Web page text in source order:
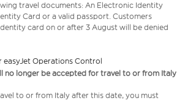
travel documents: An Electronic Identity
Card or a valid passport. Customers
card on or after 3 August will be denied
Operations Control
no longer be accepted for travel to or from Italy
to or from Italy after this date, you must